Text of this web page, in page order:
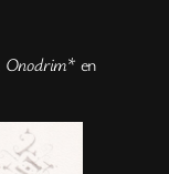
Onodrim* en